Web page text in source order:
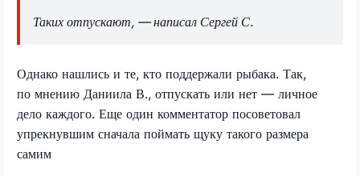
Таких отпускают, — написал Сергей С.
Однако нашлись и те, кто поддержали рыбака. Так,
по мнению Даниила В., отпускать или нет — личное
дело каждого. Еще один комментатор посоветовал
упрекнувшим сначала поймать щуку такого размера
самим